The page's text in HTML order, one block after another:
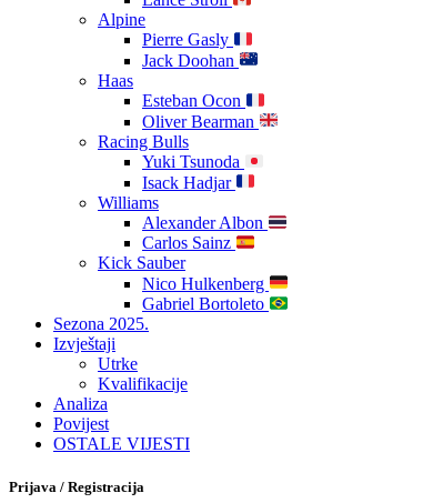
Alpine
Pierre Gasly
Jack Doohan
Haas
Esteban Ocon
Oliver Bearman
Racing Bulls
Yuki Tsunoda
Isack Hadjar
Williams
Alexander Albon
Carlos Sainz
Kick Sauber
Nico Hulkenberg
Gabriel Bortoleto
Sezona 2025.
Izvještaji
Utrke
Kvalifikacije
Analiza
Povijest
OSTALE VIJESTI
Prijava / Registracija